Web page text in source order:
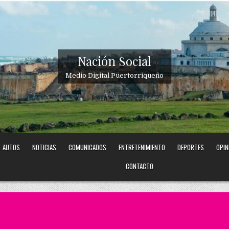
Nación Social
Medio Digital Puertorriqueño
AUTOS NOTICIAS COMUNICADOS ENTRETENIMIENTO DEPORTES
CONTACTO